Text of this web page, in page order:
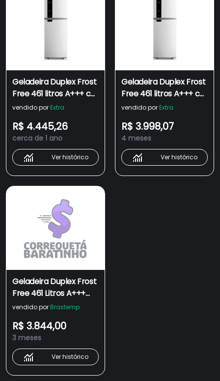
Geladeira Duplex Frost
Free 461 litros A+++ cor
Branca com
Control e Fresh Box -
BRM56FB - 110V
vendido por Extra
R$ 4.445,26
cerca de 1 ano
Ver histórico
Geladeira Duplex Frost
Free 461 litros A+++ cor
Branca com
Control e Fresh Box -
BRM56FB - 220V
vendido por Extra
R$ 3.998,07
4 meses
Ver histórico
Geladeira Duplex Frost
Free 461 Litros A+++
Cor Branca com
Control e Fresh Box -
BRM56FB
vendido por Brastemp
R$ 3.844,00
3 meses
Ver histórico